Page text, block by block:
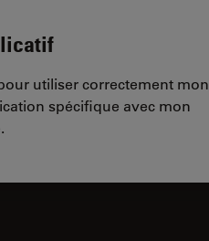
utiliser correctement mon
spécifique avec mon